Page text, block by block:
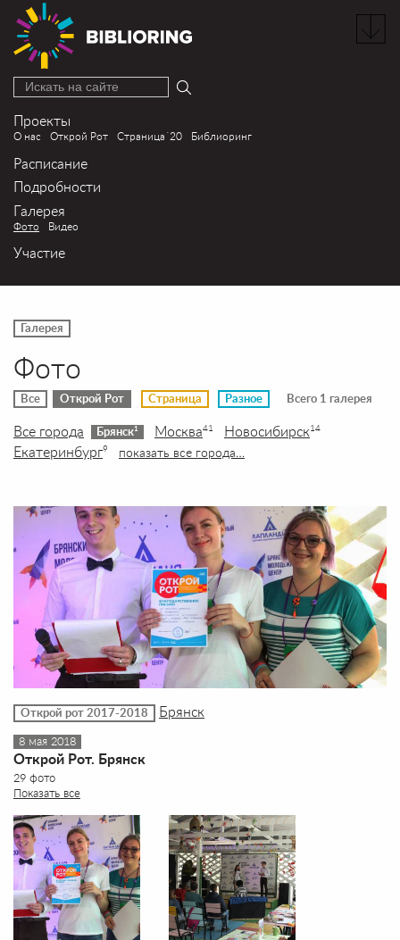
Искать на сайте
Проекты
О нас Открой Рот Страница´20 Библиоринг
Расписание
Подробности
Галерея
Фото Видео
Участие
Галерея
Фото
Все Открой Рот Страница Разное Всего 1 галерея
Все города Брянск1 Москва41 Новосибирск14
Екатеринбург9 показать все города…
Открой рот 2017-2018 Брянск
8 мая 2018
Открой Рот. Брянск
29 фото
Показать все